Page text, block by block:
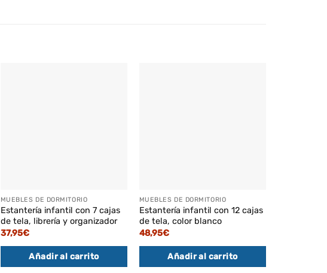
MUEBLES DE DORMITORIO
Estantería infantil con 7 cajas
de tela, librería y organizador
37,95€
Añadir al carrito
MUEBLES DE DORMITORIO
Estantería infantil con 12 cajas
de tela, color blanco
48,95€
Añadir al carrito